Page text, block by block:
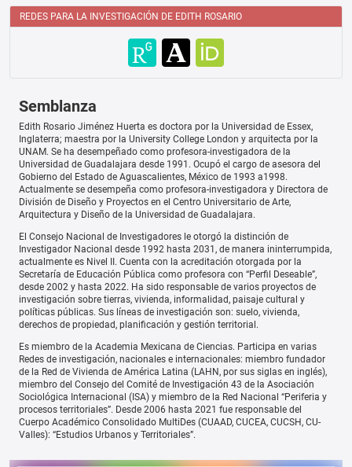
REDES PARA LA INVESTIGACIÓN DE EDITH ROSARIO
Semblanza
Edith Rosario Jiménez Huerta es doctora por la Universidad de Essex,
Inglaterra; maestra por la University College London y arquitecta por la
UNAM. Se ha desempeñado como profesora-investigadora de la
Universidad de Guadalajara desde 1991. Ocupó el cargo de asesora del
Gobierno del Estado de Aguascalientes, México de 1993 a1998.
Actualmente se desempeña como profesora-investigadora y Directora de
División de Diseño y Proyectos en el Centro Universitario de Arte,
Arquitectura y Diseño de la Universidad de Guadalajara.
El Consejo Nacional de Investigadores le otorgó la distinción de
Investigador Nacional desde 1992 hasta 2031, de manera ininterrumpida,
actualmente es Nivel II. Cuenta con la acreditación otorgada por la
Secretaría de Educación Pública como profesora con “Perfil Deseable”,
desde 2002 y hasta 2022. Ha sido responsable de varios proyectos de
investigación sobre tierras, vivienda, informalidad, paisaje cultural y
políticas públicas. Sus líneas de investigación son: suelo, vivienda,
derechos de propiedad, planificación y gestión territorial.
Es miembro de la Academia Mexicana de Ciencias. Participa en varias
Redes de investigación, nacionales e internacionales: miembro fundador
de la Red de Vivienda de América Latina (LAHN, por sus siglas en inglés),
miembro del Consejo del Comité de Investigación 43 de la Asociación
Sociológica Internacional (ISA) y miembro de la Red Nacional “Periferia y
procesos territoriales”. Desde 2006 hasta 2021 fue responsable del
Cuerpo Académico Consolidado MultiDes (CUAAD, CUCEA, CUCSH, CU-
Valles): “Estudios Urbanos y Territoriales”.